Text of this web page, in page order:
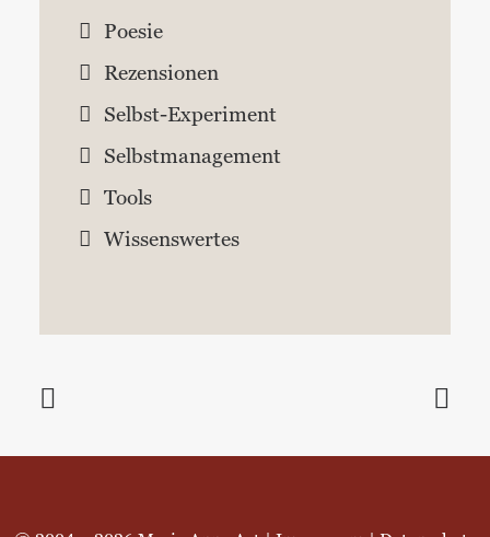
Poesie
Rezensionen
Selbst-Experiment
Selbstmanagement
Tools
Wissenswertes